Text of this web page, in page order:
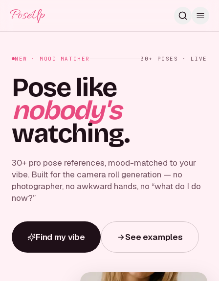
PoseUp
NEW · MOOD MATCHER 30+ POSES · LIVE
Pose like
nobody's
watching.
30+ pro pose references, mood-matched to your
vibe. Built for the camera roll generation — no
photographer, no awkward hands, no “what do I do
now?”
Find my vibe See examples